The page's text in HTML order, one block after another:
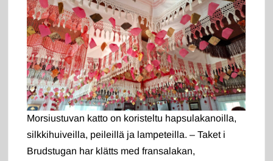
Morsiustuvan katto on koristeltu hapsulakanoilla,
silkkihuiveilla, peileillä ja lampeteilla. – Taket i
Brudstugan har klätts med fransalakan,